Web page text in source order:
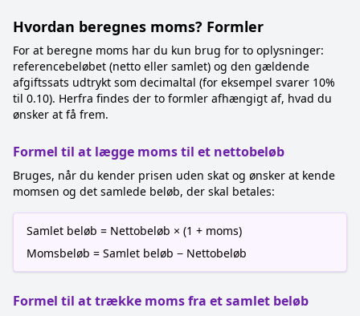
Hvordan beregnes moms? Formler
For at beregne moms har du kun brug for to oplysninger:
referencebeløbet (netto eller samlet) og den gældende
afgiftssats udtrykt som decimaltal (for eksempel svarer 10%
til 0.10). Herfra findes der to formler afhængigt af, hvad du
ønsker at få frem.
Formel til at lægge moms til et nettobeløb
Bruges, når du kender prisen uden skat og ønsker at kende
momsen og det samlede beløb, der skal betales:
Samlet beløb = Nettobeløb × (1 + moms)
Momsbeløb = Samlet beløb − Nettobeløb
Formel til at trække moms fra et samlet beløb